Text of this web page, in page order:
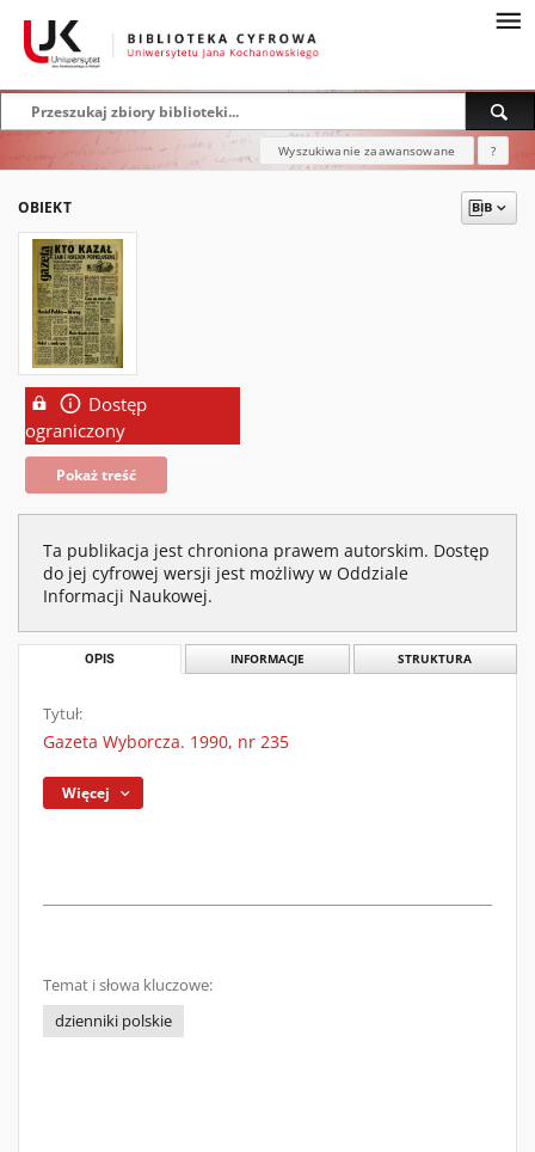
Wyszukiwanie zaawansowane ?
OBIEKT
Dostęp
ograniczony
Pokaż treść
Ta publikacja jest chroniona prawem autorskim. Dostęp
do jej cyfrowej wersji jest możliwy w Oddziale
Informacji Naukowej.
OPIS INFORMACJE STRUKTURA
Tytuł:
Gazeta Wyborcza. 1990, nr 235
Więcej
Temat i słowa kluczowe:
dzienniki polskie